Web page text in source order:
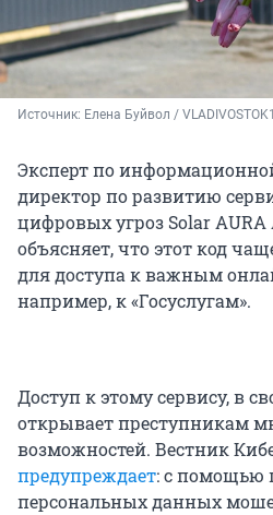
Источник: Елена Буйвол /
Эксперт по
директор по развитию
цифровых угроз Solar
объясняет, что этот код
для доступа к важным
например, к «Госуслугам».
Доступ к этому сервису, в
открывает преступникам
возможностей. Вестник
предупреждает: с помощью
персональных данных